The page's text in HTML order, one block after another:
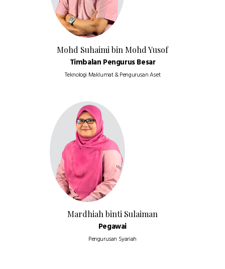
Mohd Suhaimi bin Mohd Yusof
Timbalan Pengurus Besar
Teknologi Maklumat & Pengurusan Aset
Mardhiah binti Sulaiman
Pegawai
Pengurusan Syariah